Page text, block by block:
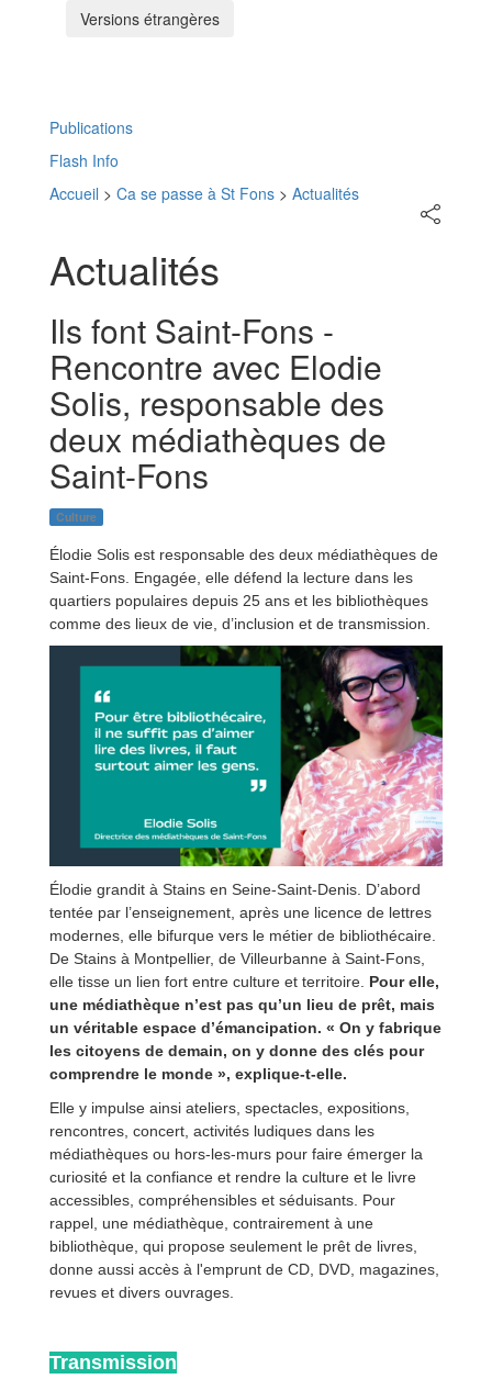
Versions étrangères
Publications
Flash Info
Accueil > Ca se passe à St Fons > Actualités
Partager
sur
Actualités
Ils font Saint-Fons -
Rencontre avec Elodie
Solis, responsable des
deux médiathèques de
Saint-Fons
Culture
Élodie Solis est responsable des deux médiathèques de
Saint-Fons. Engagée, elle défend la lecture dans les
quartiers populaires depuis 25 ans et les bibliothèques
comme des lieux de vie, d’inclusion et de transmission.
Élodie grandit à Stains en Seine-Saint-Denis. D’abord
tentée par l’enseignement, après une licence de lettres
modernes, elle bifurque vers le métier de bibliothécaire.
De Stains à Montpellier, de Villeurbanne à Saint-Fons,
elle tisse un lien fort entre culture et territoire. Pour elle,
une médiathèque n’est pas qu’un lieu de prêt, mais
un véritable espace d’émancipation. « On y fabrique
les citoyens de demain, on y donne des clés pour
comprendre le monde », explique-t-elle.
Elle y impulse ainsi ateliers, spectacles, expositions,
rencontres, concert, activités ludiques dans les
médiathèques ou hors-les-murs pour faire émerger la
curiosité et la confiance et rendre la culture et le livre
accessibles, compréhensibles et séduisants. Pour
rappel, une médiathèque, contrairement à une
bibliothèque, qui propose seulement le prêt de livres,
donne aussi accès à l'emprunt de CD, DVD, magazines,
revues et divers ouvrages.
Transmission